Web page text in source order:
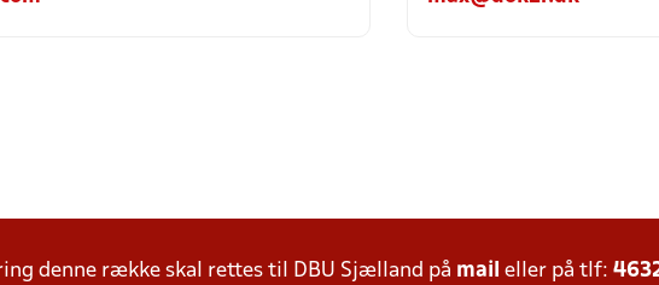
denne række skal rettes til DBU Sjælland på mail eller på tlf: